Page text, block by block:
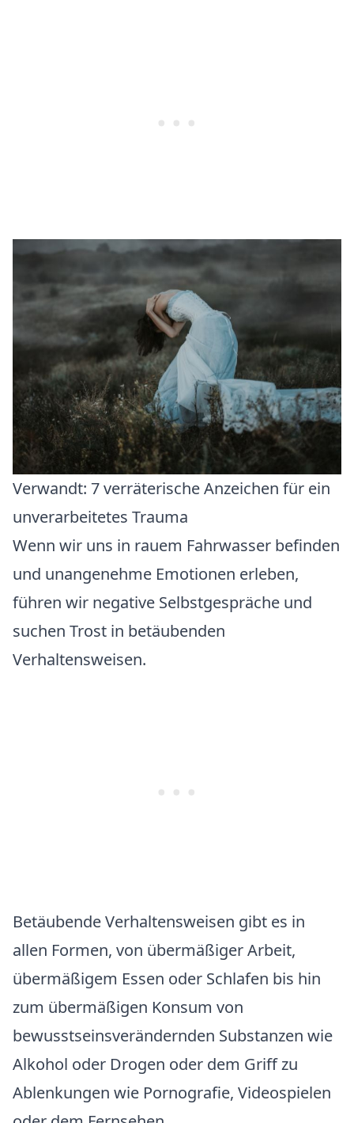
Verwandt: 7 verräterische Anzeichen für ein
unverarbeitetes Trauma
Wenn wir uns in rauem Fahrwasser befinden
und unangenehme Emotionen erleben,
führen wir negative Selbstgespräche und
suchen Trost in betäubenden
Verhaltensweisen.
Betäubende Verhaltensweisen gibt es in
allen Formen, von übermäßiger Arbeit,
übermäßigem Essen oder Schlafen bis hin
zum übermäßigen Konsum von
bewusstseinsverändernden Substanzen wie
Alkohol oder Drogen oder dem Griff zu
Ablenkungen wie Pornografie, Videospielen